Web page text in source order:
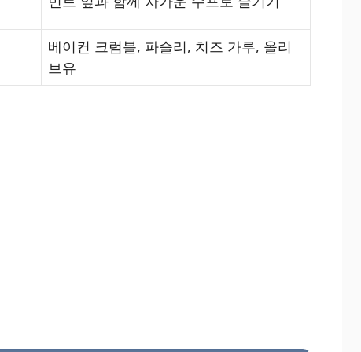
베이컨 크럼블, 파슬리, 치즈 가루, 올리
브유